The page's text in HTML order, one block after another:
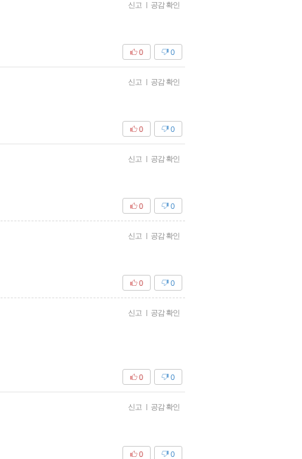
신고 | 공감 확인
0
0
신고 | 공감 확인
0
0
신고 | 공감 확인
0
0
신고 | 공감 확인
0
0
신고 | 공감 확인
0
0
신고 | 공감 확인
0
0